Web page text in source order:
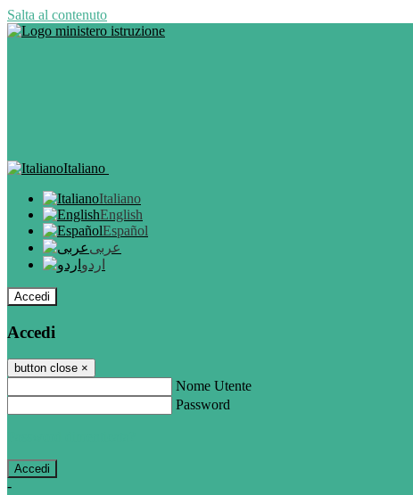
Salta al contenuto
Italiano
Italiano
English
Español
عربى
اردو
Accedi
Accedi
button close ×
Nome Utente
Password
-